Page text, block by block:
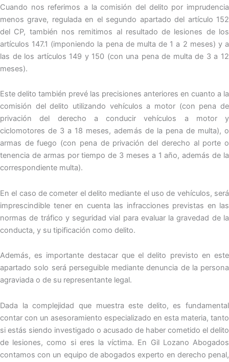
Cuando nos referimos a la comisión del delito por imprudencia
menos grave, regulada en el segundo apartado del artículo 152
del CP, también nos remitimos al resultado de lesiones de los
artículos 147.1 (imponiendo la pena de multa de 1 a 2 meses) y a
las de los artículos 149 y 150 (con una pena de multa de 3 a 12
meses).
Este delito también prevé las precisiones anteriores en cuanto a la
comisión del delito utilizando vehículos a motor (con pena de
privación del derecho a conducir vehículos a motor y
ciclomotores de 3 a 18 meses, además de la pena de multa), o
armas de fuego (con pena de privación del derecho al porte o
tenencia de armas por tiempo de 3 meses a 1 año, además de la
correspondiente multa).
En el caso de cometer el delito mediante el uso de vehículos, será
imprescindible tener en cuenta las infracciones previstas en las
normas de tráfico y seguridad vial para evaluar la gravedad de la
conducta, y su tipificación como delito.
Además, es importante destacar que el delito previsto en este
apartado solo será perseguible mediante denuncia de la persona
agraviada o de su representante legal.
Dada la complejidad que muestra este delito, es fundamental
contar con un asesoramiento especializado en esta materia, tanto
si estás siendo investigado o acusado de haber cometido el delito
de lesiones, como si eres la víctima. En Gil Lozano Abogados
contamos con un equipo de abogados experto en derecho penal,